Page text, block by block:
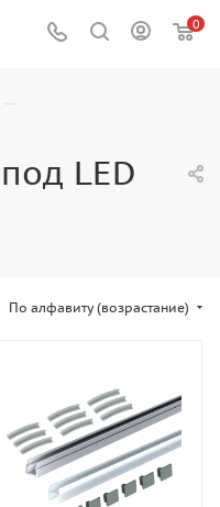
0
—
LED
По алфавиту (возрастание)